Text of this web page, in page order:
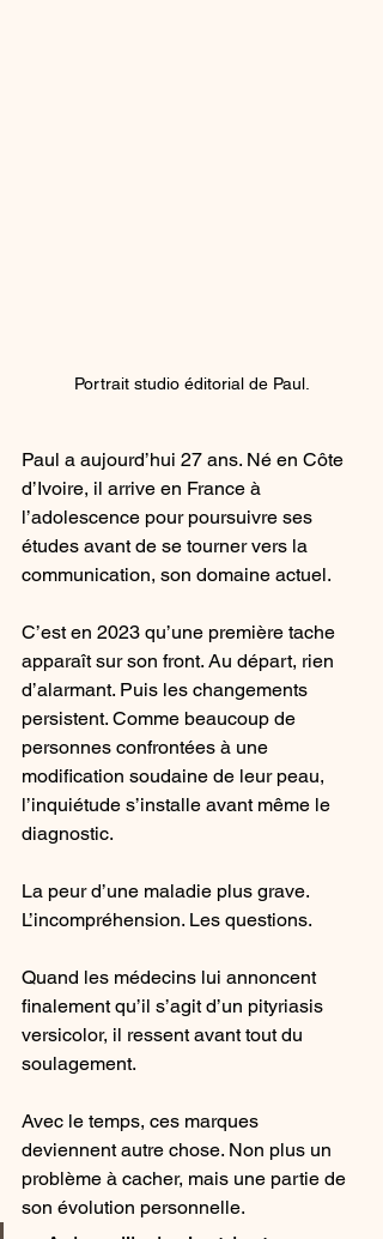
Portrait studio éditorial de Paul.
Paul a aujourd’hui 27 ans. Né en Côte
d’Ivoire, il arrive en France à
l’adolescence pour poursuivre ses
études avant de se tourner vers la
communication, son domaine actuel.
C’est en 2023 qu’une première tache
apparaît sur son front. Au départ, rien
d’alarmant. Puis les changements
persistent. Comme beaucoup de
personnes confrontées à une
modification soudaine de leur peau,
l’inquiétude s’installe avant même le
diagnostic.
La peur d’une maladie plus grave.
L’incompréhension. Les questions.
Quand les médecins lui annoncent
finalement qu’il s’agit d’un pityriasis
versicolor, il ressent avant tout du
soulagement.
Avec le temps, ces marques
deviennent autre chose. Non plus un
problème à cacher, mais une partie de
son évolution personnelle.